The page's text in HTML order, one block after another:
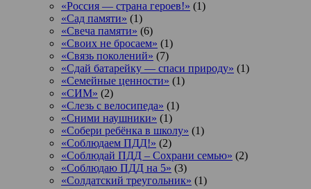
«Россия — страна героев!» (1)
«Сад памяти» (1)
«Свеча памяти» (6)
«Своих не бросаем» (1)
«Связь поколений» (7)
«Сдай батарейку — спаси природу» (1)
«Семейные ценности» (1)
«СИМ» (2)
«Слезь с велосипеда» (1)
«Сними наушники» (1)
«Собери ребёнка в школу» (1)
«Соблюдаем ПДД!» (2)
«Соблюдай ПДД – Сохрани семью» (2)
«Соблюдаю ПДД на 5» (3)
«Солдатский треугольник» (1)